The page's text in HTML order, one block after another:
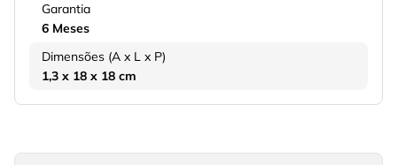
Garantia
6 Meses
Dimensões (A x L x P)
1,3 x 18 x 18 cm